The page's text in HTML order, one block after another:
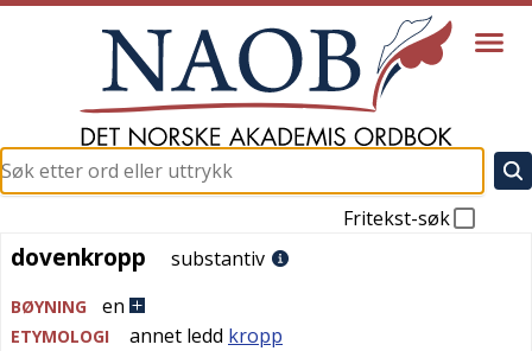
Fritekst-søk
dovenkropp
dovenkropp substantiv
BØYNING en
ETYMOLOGI annet ledd kropp